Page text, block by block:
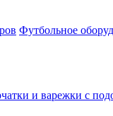
Футбольное
и варежки с